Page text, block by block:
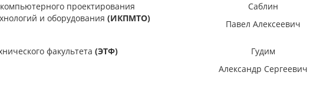
проектирования
и оборудования (ИКПМТО)
Саблин
Павел Алексеевич
факультета (ЭТФ)
Гудим
Александр Сергеевич